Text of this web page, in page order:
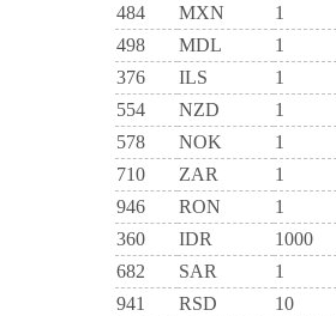
484
MXN 1
498
MDL 1
376
ILS 1
554
NZD 1
578
NOK 1
710
ZAR 1
946
RON 1
360
IDR 1000
682
SAR 1
941
RSD 10